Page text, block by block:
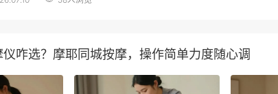
咋选？摩耶同城按摩，操作简单力度随心调